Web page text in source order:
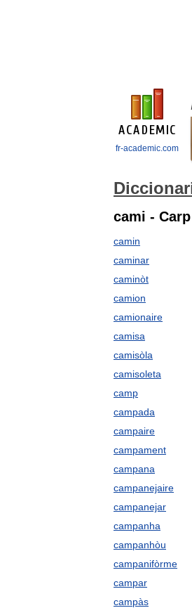
fr-academic.com
cami - Carp
camin
caminar
caminòt
camion
camionaire
camisa
camisòla
camisoleta
camp
campada
campaire
campament
campana
campanejaire
campanejar
campanha
campanhòu
campanifòrme
campar
campàs